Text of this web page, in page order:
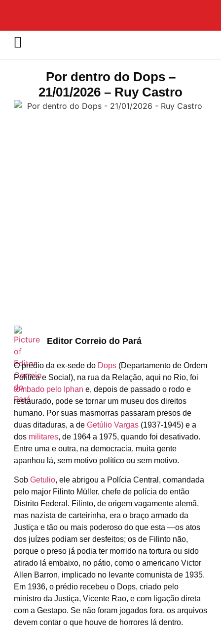
Por dentro do Dops –
21/01/2026 – Ruy Castro
Editor Correio do Pará
O prédio da ex-sede do Dops(Departamento de Ordem
Política e Social), na rua da Relação, aqui no Rio, foi
tombado pelo Iphan e, depois de passado o rodo e
restaurado, pode se tornar um museu dos direitos
humano. Por suas masmorras passaram presos de
duas ditaduras, a de Getúlio Vargas(1937-1945) e a
dos militares, de 1964 a 1975, quando foi desativado.
Entre uma e outra, na democracia, muita gente
apanhou lá, sem motivo político ou sem motivo.
Sob Getulio, ele abrigou a Polícia Central, comandada
pelo major Filinto Müller, chefe de polícia do então
Distrito Federal. Filinto, de origem vagamente alemã,
mas nazista de carteirinha, era o braço armado da
Justiça e tão ou mais poderoso do que esta —os atos
dos juízes podiam ser desfeitos; os de Filinto não,
porque o preso já podia ter morrido na tortura ou sido
atirado lá embaixo, no pátio, como o americano Victor
Allen Barron, implicado no levante comunista de 1935.
Em 1936, o prédio recebeu o Dops, criado pelo
ministro da Justiça, Vicente Rao, e com ligação direta
com a Gestapo. Se não foram jogados fora, os arquivos
devem contar o que houve de horrores lá dentro.